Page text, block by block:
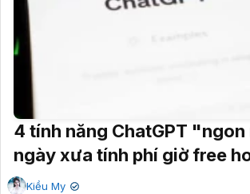
4 tính năng ChatGPT
ngày xưa tính phí giờ free
Kiều My ✔